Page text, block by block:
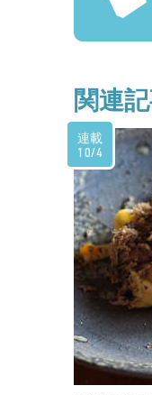
関連
連載
10/4